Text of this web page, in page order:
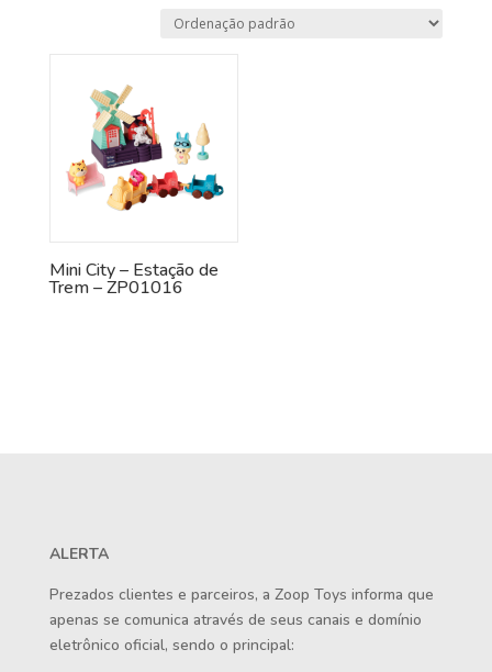
Mini City – Estação de
Trem – ZP01016
ALERTA
Prezados clientes e parceiros, a Zoop Toys informa que
apenas se comunica através de seus canais e domínio
eletrônico oficial, sendo o principal: